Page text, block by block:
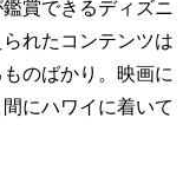
賞できるディズニ
れたコンテンツは
のばかり。映画に
にハワイに着いて